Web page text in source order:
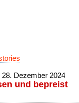
28. Dezember 2024
und bepreist